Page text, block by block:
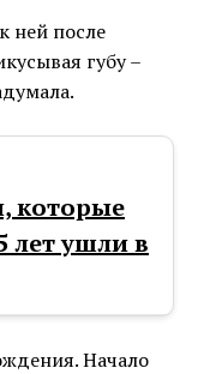
ней после
губу –
которые
лет ушли в
Начало